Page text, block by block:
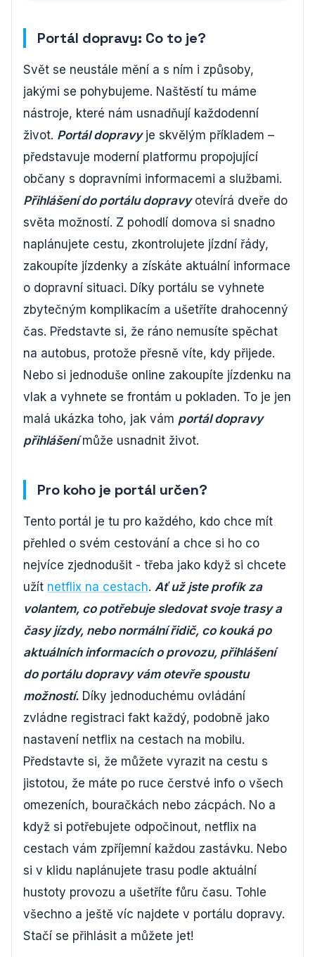
Portál dopravy: Co to je?
Svět se neustále mění a s ním i způsoby,
jakými se pohybujeme. Naštěstí tu máme
nástroje, které nám usnadňují každodenní
život. Portál dopravyje skvělým příkladem –
představuje moderní platformu propojující
občany s dopravními informacemi a službami.
Přihlášení do portálu dopravyotevírá dveře do
světa možností. Z pohodlí domova si snadno
naplánujete cestu, zkontrolujete jízdní řády,
zakoupíte jízdenky a získáte aktuální informace
o dopravní situaci. Díky portálu se vyhnete
zbytečným komplikacím a ušetříte drahocenný
čas. Představte si, že ráno nemusíte spěchat
na autobus, protože přesně víte, kdy přijede.
Nebo si jednoduše online zakoupíte jízdenku na
vlak a vyhnete se frontám u pokladen. To je jen
malá ukázka toho, jak vám portál dopravy
přihlášenímůže usnadnit život.
Pro koho je portál určen?
Tento portál je tu pro každého, kdo chce mít
přehled o svém cestování a chce si ho co
nejvíce zjednodušit - třeba jako když si chcete
užít netflix na cestach. Ať už jste profík za
volantem, co potřebuje sledovat svoje trasy a
časy jízdy, nebo normální řidič, co kouká po
aktuálních informacích o provozu, přihlášení
do portálu dopravy vám otevře spoustu
možností. Díky jednoduchému ovládání
zvládne registraci fakt každý, podobně jako
nastavení netflix na cestach na mobilu.
Představte si, že můžete vyrazit na cestu s
jistotou, že máte po ruce čerstvé info o všech
omezeních, bouračkách nebo zácpách. No a
když si potřebujete odpočinout, netflix na
cestach vám zpříjemní každou zastávku. Nebo
si v klidu naplánujete trasu podle aktuální
hustoty provozu a ušetříte fůru času. Tohle
všechno a ještě víc najdete v portálu dopravy.
Stačí se přihlásit a můžete jet!